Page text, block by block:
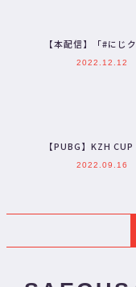
【本配信】「#にじ
プレゼント交換会」
2022.12.12
【PUBG】KZH
三枝視点 イブラヒ
2022.09.16